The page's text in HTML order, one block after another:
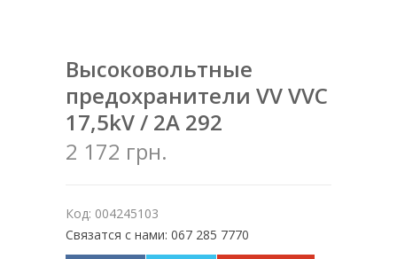
Высоковольтные
предохранители VV VVC
17,5kV / 2A 292
2 172 грн.
Код: 004245103
Связатся с нами: 067 285 7770